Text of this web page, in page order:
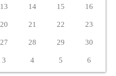
13 14 15 16
20 21 22 23
27 28 29 30
3 4 5 6